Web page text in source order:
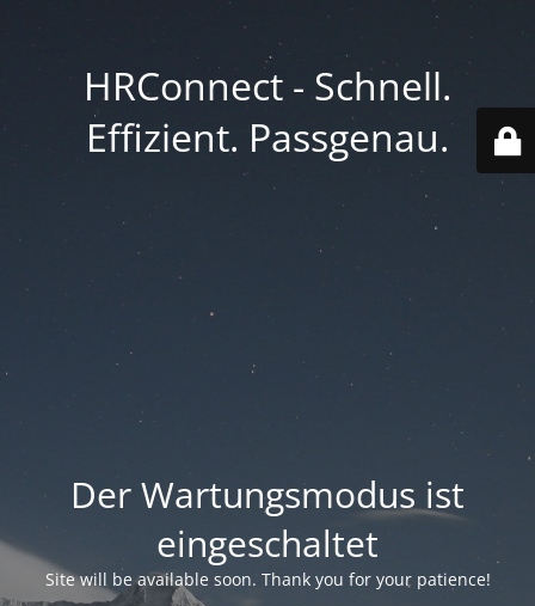
HRConnect - Schnell.
Effizient. Passgenau.
Der Wartungsmodus ist
eingeschaltet
Site will be available soon. Thank you for your patience!